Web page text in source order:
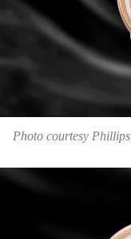
Photo courtesy Phillips